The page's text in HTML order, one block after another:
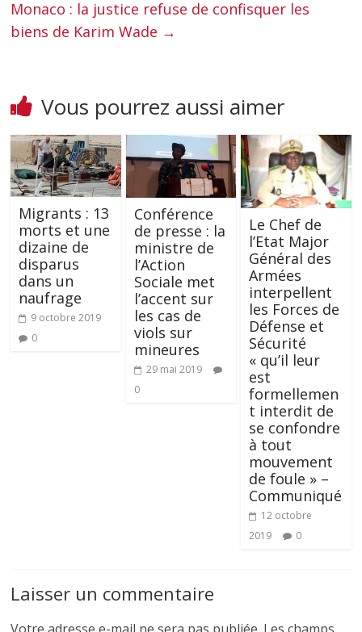
Monaco : la justice refuse de confisquer les
biens de Karim Wade →
Vous pourrez aussi aimer
Migrants : 13
morts et une
dizaine de
disparus
dans un
naufrage
9 octobre 2019
0
Conférence
de presse : la
ministre de
l’Action
Sociale met
l’accent sur
les cas de
viols sur
mineures
29 mai 2019
0
Le Chef de
l’Etat Major
Général des
Armées
interpellent
les Forces de
Défense et
Sécurité
« qu’il leur
est
formellemen
t interdit de
se confondre
à tout
mouvement
de foule » –
Communiqué
12 octobre
2019
0
Laisser un commentaire